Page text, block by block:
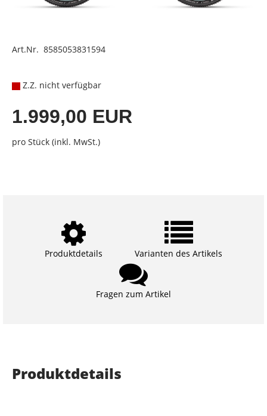
Art.Nr. 8585053831594
Z.Z. nicht verfügbar
1.999,00 EUR
pro Stück (inkl. MwSt.)
Produktdetails Varianten des Artikels
Fragen zum Artikel
Produktdetails